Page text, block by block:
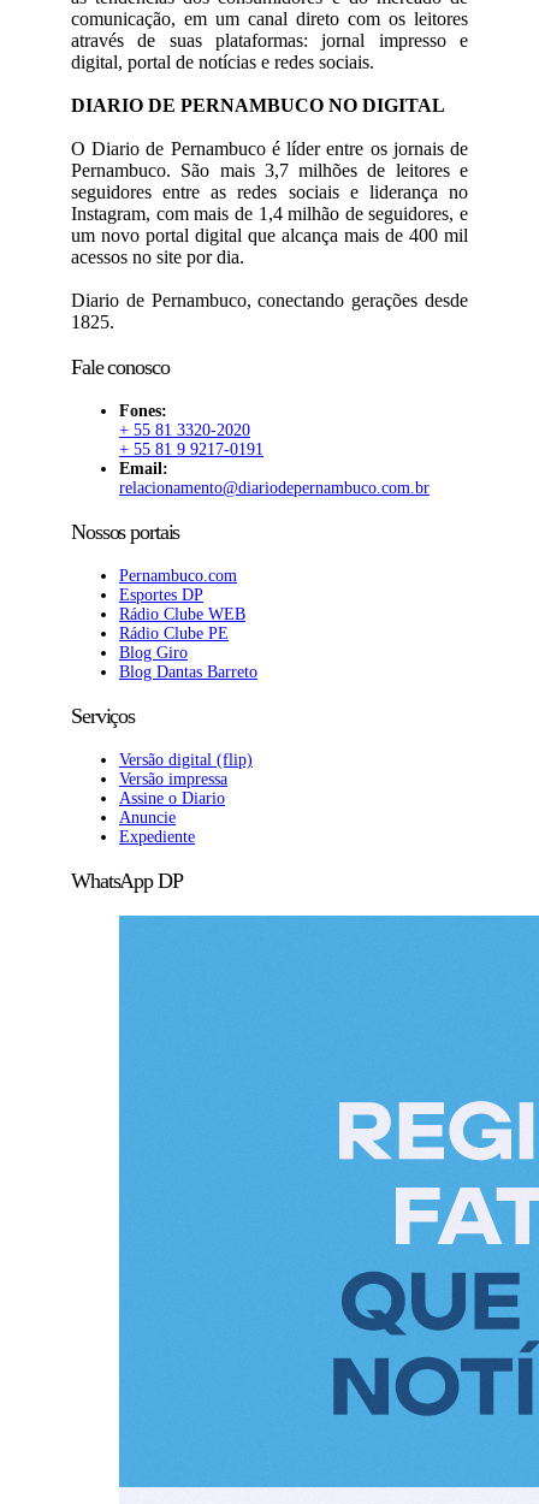
comunicação, em um canal direto com os leitores
através de suas plataformas: jornal impresso e
digital, portal de notícias e redes sociais.
DIARIO DE PERNAMBUCO NO DIGITAL
O Diario de Pernambuco é líder entre os jornais de
Pernambuco. São mais 3,7 milhões de leitores e
seguidores entre as redes sociais e liderança no
Instagram, com mais de 1,4 milhão de seguidores, e
um novo portal digital que alcança mais de 400 mil
acessos no site por dia.
Diario de Pernambuco, conectando gerações desde
1825.
Fale conosco
Fones:
+ 55 81 3320-2020
+ 55 81 9 9217-0191
Email:
relacionamento@diariodepernambuco.com.br
Nossos portais
Pernambuco.com
Esportes DP
Rádio Clube WEB
Rádio Clube PE
Blog Giro
Blog Dantas Barreto
Serviços
Versão digital (flip)
Versão impressa
Assine o Diario
Anuncie
Expediente
WhatsApp DP